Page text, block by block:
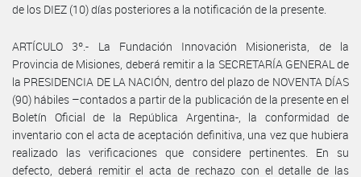
de los DIEZ (10) días posteriores a la notificación de la presente.
ARTÍCULO 3º.- La Fundación Innovación Misionerista, de la
Provincia de Misiones, deberá remitir a la SECRETARÍA GENERAL de
la PRESIDENCIA DE LA NACIÓN, dentro del plazo de NOVENTA DÍAS
(90) hábiles –contados a partir de la publicación de la presente en el
Boletín Oficial de la República Argentina-, la conformidad de
inventario con el acta de aceptación definitiva, una vez que hubiera
realizado las verificaciones que considere pertinentes. En su
defecto, deberá remitir el acta de rechazo con el detalle de las